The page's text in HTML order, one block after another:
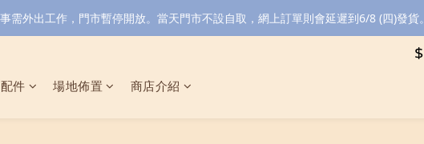
需外出工作，門市暫停開放。當天門市不設自取，網上訂單則會延遲到6/8 (四)發貨。
$
件 場地佈置 商店介紹